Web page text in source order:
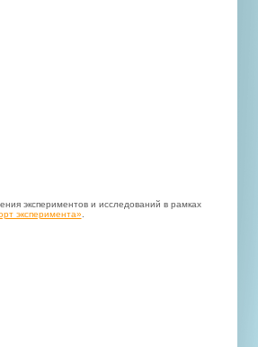
экспериментов и исследований в рамках
эксперимента»